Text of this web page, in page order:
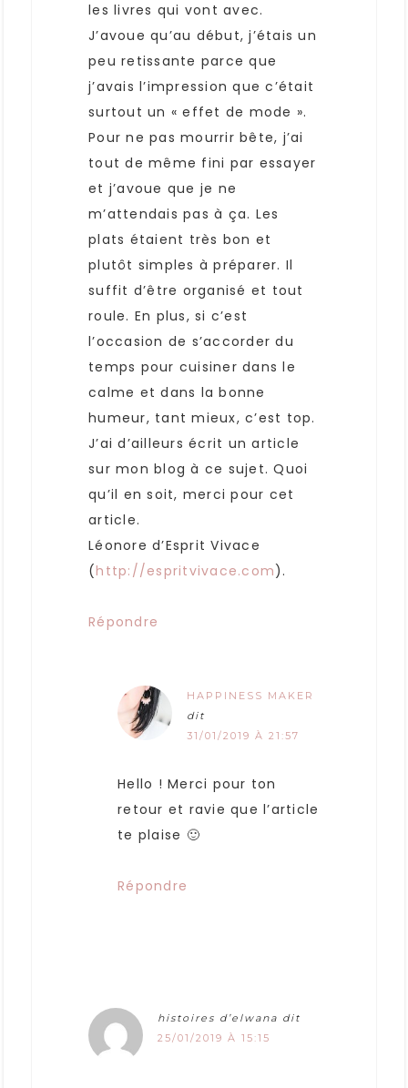
les livres qui vont avec.
J’avoue qu’au début, j’étais un
peu retissante parce que
j’avais l’impression que c’était
surtout un « effet de mode ».
Pour ne pas mourrir bête, j’ai
tout de même fini par essayer
et j’avoue que je ne
m’attendais pas à ça. Les
plats étaient très bon et
plutôt simples à préparer. Il
suffit d’être organisé et tout
roule. En plus, si c’est
l’occasion de s’accorder du
temps pour cuisiner dans le
calme et dans la bonne
humeur, tant mieux, c’est top.
J’ai d’ailleurs écrit un article
sur mon blog à ce sujet. Quoi
qu’il en soit, merci pour cet
article.
Léonore d’Esprit Vivace
(http://espritvivace.com).
Répondre
HAPPINESS MAKER
dit
31/01/2019 À 21:57
Hello ! Merci pour ton
retour et ravie que l’article
te plaise 🙂
Répondre
histoires d’elwana dit
25/01/2019 À 15:15